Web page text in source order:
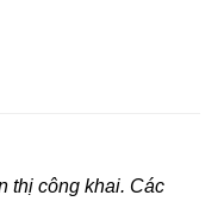
thị công khai. Các